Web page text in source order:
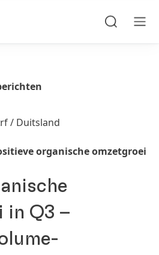
/ Duitsland
organische omzetgroei
in Q3 –